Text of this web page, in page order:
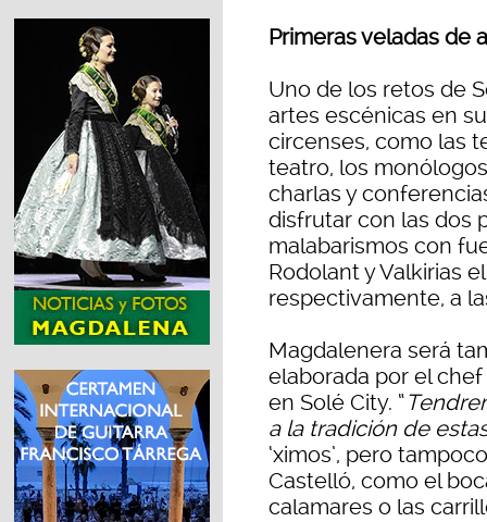
Primeras veladas de
Uno de los retos de
artes escénicas en
circenses, como las
teatro, los
charlas y
disfrutar con las dos
malabarismos con
Rodolant y Valkirias
respectivamente, a
Magdalenera será
elaborada por el
en Solé City. “
a la tradición de
‘ximos’, pero
Castelló, como el
calamares o las